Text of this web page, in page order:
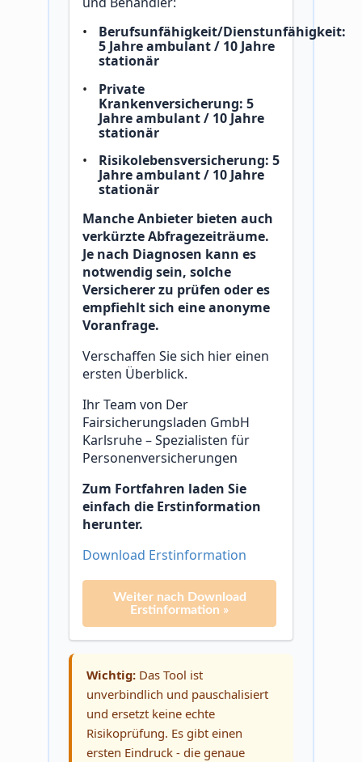
Berufsunfähigkeit/Dienstunfähigkeit:
5 Jahre ambulant / 10 Jahre
stationär
Private
Krankenversicherung: 5
Jahre ambulant / 10 Jahre
stationär
Risikolebensversicherung: 5
Jahre ambulant / 10 Jahre
stationär
Manche Anbieter bieten auch
verkürzte Abfragezeiträume.
Je nach Diagnosen kann es
notwendig sein, solche
Versicherer zu prüfen oder es
empfiehlt sich eine anonyme
Voranfrage.
Verschaffen Sie sich hier einen
ersten Überblick.
Ihr Team von Der
Fairsicherungsladen GmbH
Karlsruhe – Spezialisten für
Personenversicherungen
Zum Fortfahren laden Sie
einfach die Erstinformation
herunter.
Download Erstinformation
Weiter nach Download
Erstinformation »
Wichtig: Das Tool ist
unverbindlich und pauschalisiert
und ersetzt keine echte
Risikoprüfung. Es gibt einen
ersten Eindruck - die genaue